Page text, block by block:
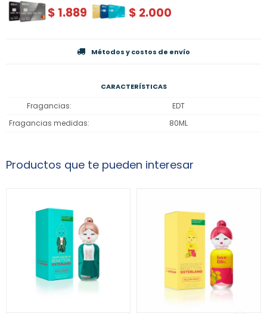
$ 1.889 $ 2.000
Métodos y costos de envío
CARACTERÍSTICAS
Fragancias
EDT
Fragancias medidas
80ML
Productos que te pueden interesar